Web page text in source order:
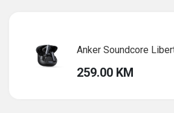
Anker Soundcore
259.00 KM